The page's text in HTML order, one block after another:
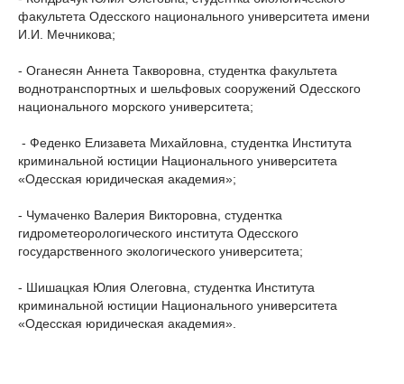
факультета Одесского национального университета имени
И.И. Мечникова;
- Оганесян Аннета Такворовна, студентка факультета
воднотранспортных и шельфовых сооружений Одесского
национального морского университета;
- Феденко Елизавета Михайловна, студентка Института
криминальной юстиции Национального университета
«Одесская юридическая академия»;
- Чумаченко Валерия Викторовна, студентка
гидрометеорологического института Одесского
государственного экологического университета;
- Шишацкая Юлия Олеговна, студентка Института
криминальной юстиции Национального университета
«Одесская юридическая академия».